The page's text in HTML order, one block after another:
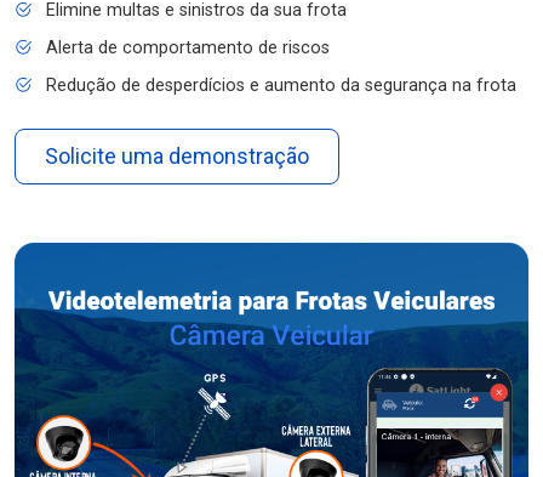
Elimine multas e sinistros da sua frota
Alerta de comportamento de riscos
Redução de desperdícios e aumento da segurança na frota
Solicite uma demonstração